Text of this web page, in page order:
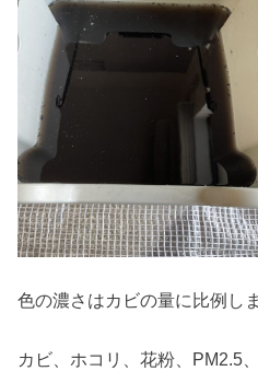
色の濃さはカビの量に比例しま
カビ、ホコリ、花粉、PM2.5